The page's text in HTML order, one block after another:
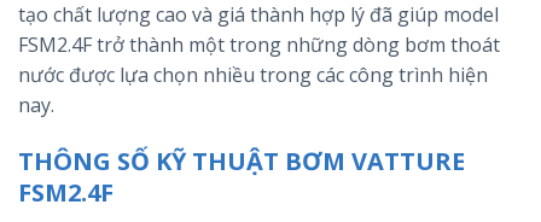
tạo chất lượng cao và giá thành hợp lý đã giúp model
FSM2.4F trở thành một trong những dòng bơm thoát
nước được lựa chọn nhiều trong các công trình hiện
nay.
THÔNG SỐ KỸ THUẬT BƠM VATTURE
FSM2.4F